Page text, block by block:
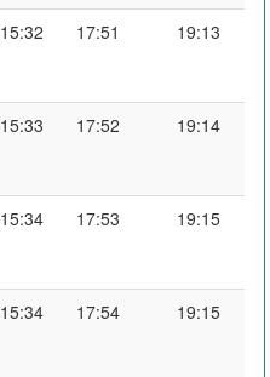
15:32 17:51 19:13
15:33 17:52 19:14
15:34 17:53 19:15
15:34 17:54 19:15